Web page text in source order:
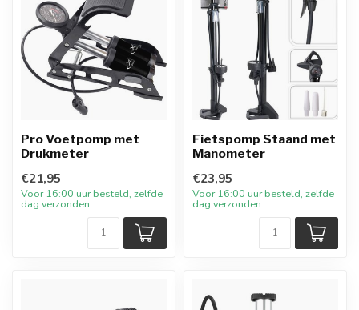
Pro Voetpomp met
Drukmeter
€21,95
Voor 16:00 uur besteld, zelfde
dag verzonden
Fietspomp Staand met
Manometer
€23,95
Voor 16:00 uur besteld, zelfde
dag verzonden